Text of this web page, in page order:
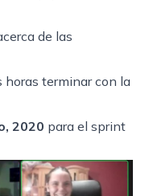
de las
horas terminar con la
2020 para el sprint